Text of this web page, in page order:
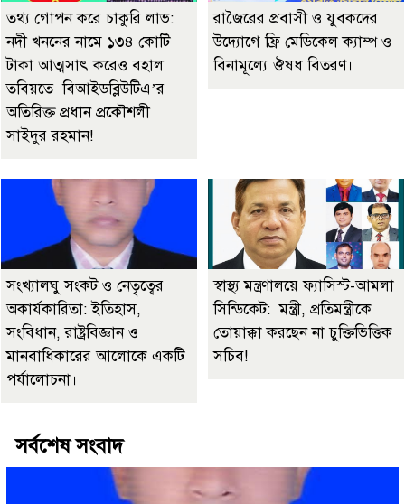
তথ্য গোপন করে চাকুরি লাভ:
নদী খননের নামে ১৩৪ কোটি
টাকা আত্মসাৎ করেও বহাল
তবিয়তে বিআইডব্লিউটিএ’র
অতিরিক্ত প্রধান প্রকৌশলী
সাইদুর রহমান!
রাজৈরের‌ প্রবাসী ও যুবকদের
উদ্যোগে ফ্রি মেডিকেল ক্যাম্প ও
বিনামূল্যে ঔষধ বিতরণ।
সংখ্যালঘু সংকট ও নেতৃত্বের
অকার্যকারিতা: ইতিহাস,
সংবিধান, রাষ্ট্রবিজ্ঞান ও
মানবাধিকারের আলোকে একটি
পর্যালোচনা।
স্বাস্থ্য মন্ত্রণালয়ে ফ্যাসিস্ট-আমলা
সিন্ডিকেট: মন্ত্রী, প্রতিমন্ত্রীকে
তোয়াক্কা করছেন না চুক্তিভিত্তিক
সচিব!
সর্বশেষ সংবাদ